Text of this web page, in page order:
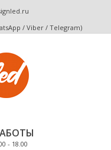
/ Viber / Telegram)
- 18.00